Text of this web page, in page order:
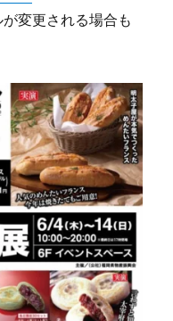
変更される場合も